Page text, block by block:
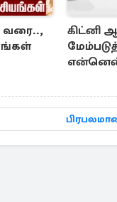
வரை..,
கிட்னி